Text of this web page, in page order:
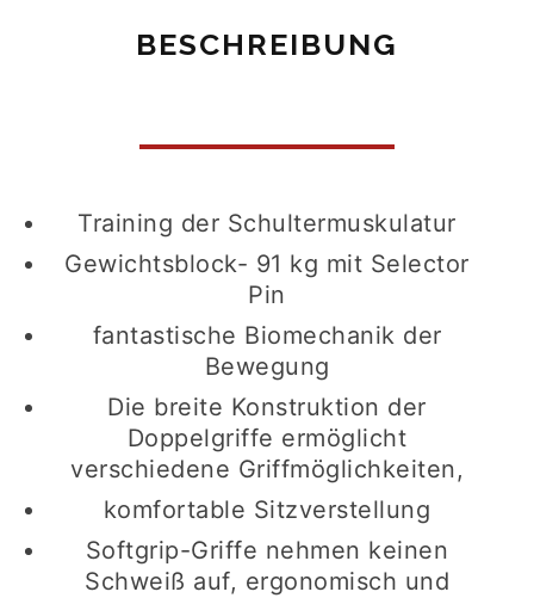
BESCHREIBUNG
Training der Schultermuskulatur
Gewichtsblock- 91 kg mit Selector
Pin
fantastische Biomechanik der
Bewegung
Die breite Konstruktion der
Doppelgriffe ermöglicht
verschiedene Griffmöglichkeiten,
komfortable Sitzverstellung
Softgrip-Griffe nehmen keinen
Schweiß auf, ergonomisch und